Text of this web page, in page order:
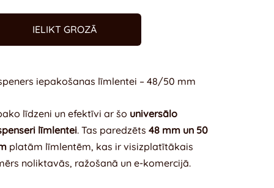
IELIKT GROZĀ
iepakošanas līmlentei – 48/50 mm
līdzeni un efektīvi ar šo universālo
līmlentei. Tas paredzēts 48 mm un 50
platām līmlentēm, kas ir visizplatītākais
noliktavās, ražošanā un e-komercijā.